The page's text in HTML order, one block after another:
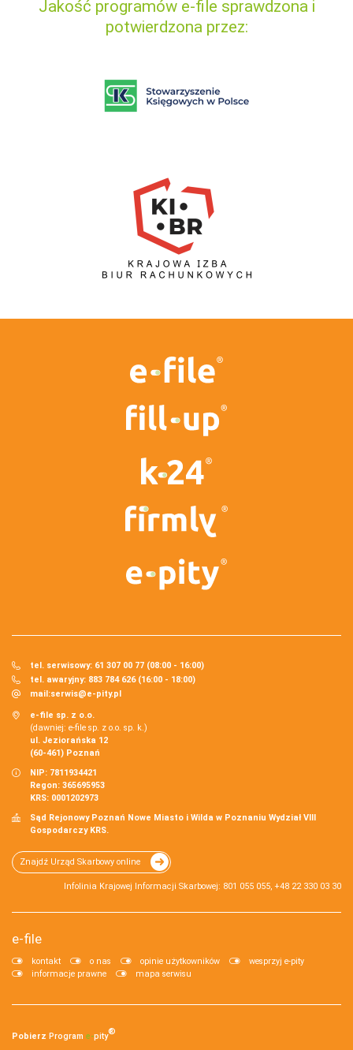
Jakość programów e-file sprawdzona i
potwierdzona przez:
tel. serwisowy: 61 307 00 77 (08:00 - 16:00)
tel. awaryjny: 883 784 626 (16:00 - 18:00)
mail:serwis@e-pity.pl
e-file sp. z o.o.
(dawniej: e-file sp. z o.o. sp. k.)
ul. Jeziorańska 12
(60-461) Poznań
NIP: 7811934421
Regon: 365695953
KRS: 0001202973
Sąd Rejonowy Poznań Nowe Miasto i Wilda w Poznaniu Wydział VIII
Gospodarczy KRS.
Znajdź Urząd Skarbowy online
Infolinia Krajowej Informacji Skarbowej: 801 055 055, +48 22 330 03 30
e-file
kontakt o nas opinie użytkowników
wesprzyj e-pity
informacje prawne
mapa serwisu
Pobierz Program e‑pity®